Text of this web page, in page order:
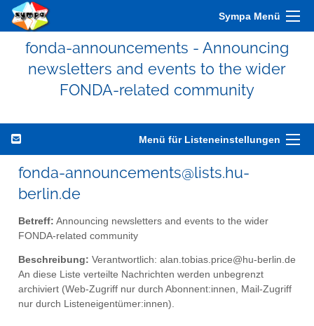
Sympa Menü
fonda-announcements - Announcing
newsletters and events to the wider
FONDA-related community
Menü für Listeneinstellungen
fonda-announcements@lists.hu-
berlin.de
Betreff: Announcing newsletters and events to the wider
FONDA-related community
Beschreibung: Verantwortlich: alan.tobias.price@hu-berlin.de
An diese Liste verteilte Nachrichten werden unbegrenzt
archiviert (Web-Zugriff nur durch Abonnent:innen, Mail-Zugriff
nur durch Listeneigentümer:innen).